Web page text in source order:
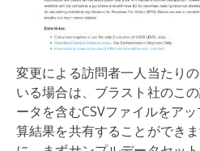
変更による訪問者一人当たり
いる場合は、ブラスト社のこ
ータを含むCSVファイルをア
算結果を共有することができ